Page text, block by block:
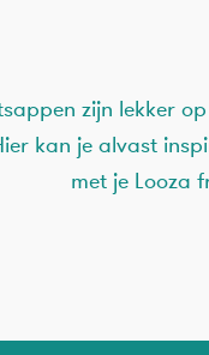
zijn lekker
kan je alvast
met je Looza